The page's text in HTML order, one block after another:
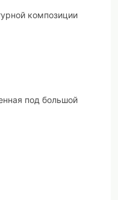
композиции
под большой